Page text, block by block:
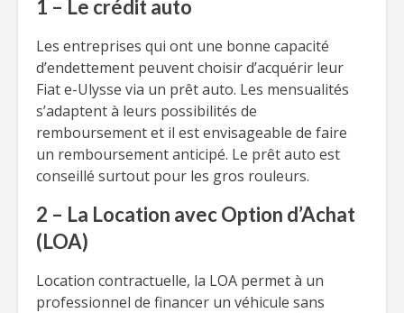
1 – Le crédit auto
Les entreprises qui ont une bonne capacité
d’endettement peuvent choisir d’acquérir leur
Fiat e-Ulysse via un prêt auto. Les mensualités
s’adaptent à leurs possibilités de
remboursement et il est envisageable de faire
un remboursement anticipé. Le prêt auto est
conseillé surtout pour les gros rouleurs.
2 – La Location avec Option d’Achat
(LOA)
Location contractuelle, la LOA permet à un
professionnel de financer un véhicule sans